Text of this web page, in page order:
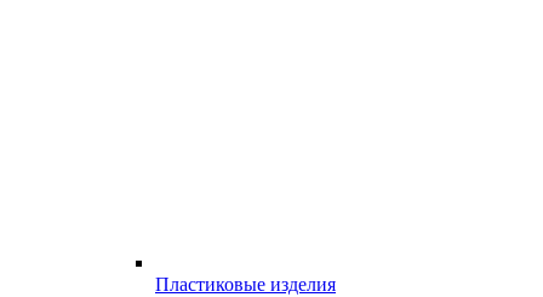
Пластиковые изделия